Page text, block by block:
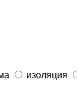
изоляция